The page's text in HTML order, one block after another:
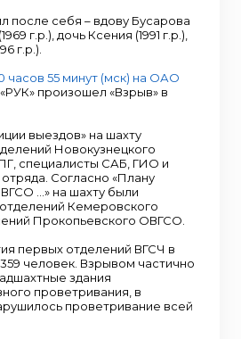
после себя – вдову Бусарова
г.р.), дочь Ксения (1991 г.р.),
г.р.).
часов 55 минут (мск) на ОАО
произошел «Взрыв» в
выездов» на шахту
Новокузнецкого
специалисты САБ, ГИО и
Согласно «Плану
…» на шахту были
Кемеровского
Прокопьевского ОВГСО.
первых отделений ВГСЧ в
человек. Взрывом частично
здания
проветривания, в
проветривание всей